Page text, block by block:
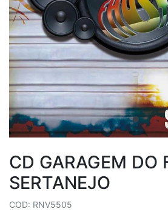
CD GARAGEM DO
SERTANEJO
COD: RNV5505